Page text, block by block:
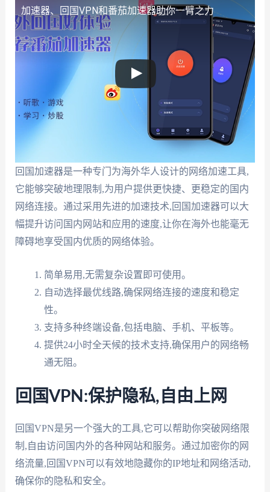
加速器、回国VPN和番茄加速器助你一臂之力
回国加速器是一种专门为海外华人设计的网络加速工具,
它能够突破地理限制,为用户提供更快捷、更稳定的国内
网络连接。通过采用先进的加速技术,回国加速器可以大
幅提升访问国内网站和应用的速度,让你在海外也能毫无
障碍地享受国内优质的网络体验。
简单易用,无需复杂设置即可使用。
自动选择最优线路,确保网络连接的速度和稳定
性。
支持多种终端设备,包括电脑、手机、平板等。
提供24小时全天候的技术支持,确保用户的网络畅
通无阻。
回国VPN:保护隐私,自由上网
回国VPN是另一个强大的工具,它可以帮助你突破网络限
制,自由访问国内外的各种网站和服务。通过加密你的网
络流量,回国VPN可以有效地隐藏你的IP地址和网络活动,
确保你的隐私和安全。